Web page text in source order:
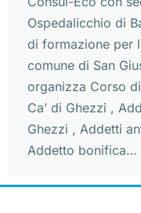
Ospedalicchio di
di formazione per
comune di San
organizza Corso
Ca’ di Ghezzi ,
Ghezzi , Addetti
Addetto bonifica…